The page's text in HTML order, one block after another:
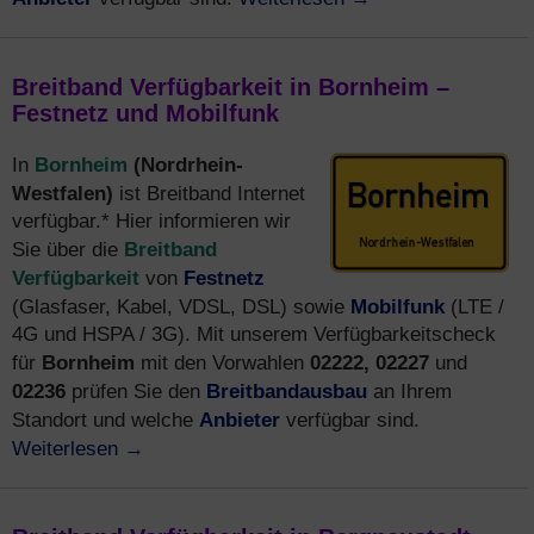
Breitband Verfügbarkeit in Bornheim –
Festnetz und Mobilfunk
In Bornheim (Nordrhein-
Westfalen) ist Breitband Internet
verfügbar.* Hier informieren wir
Sie über die Breitband
Verfügbarkeit von Festnetz
(Glasfaser, Kabel, VDSL, DSL) sowie Mobilfunk (LTE /
4G und HSPA / 3G). Mit unserem Verfügbarkeitscheck
für Bornheim mit den Vorwahlen 02222, 02227 und
02236 prüfen Sie den Breitbandausbau an Ihrem
Standort und welche Anbieter verfügbar sind.
Weiterlesen →